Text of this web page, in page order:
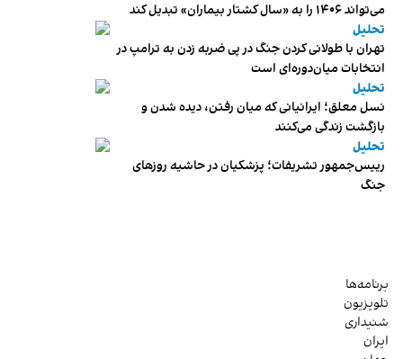
می‌تواند ۱۴۰۶ را به «سال کشتار بیماران» تبدیل کند
تحلیل
تهران با طولانی کردن جنگ در پی ضربه زدن به ترامپ در
انتخابات میان‌دوره‌ای است
تحلیل
نسل معلق؛ ایرانیانی که میان رفتن، دیده شدن و
بازگشت زندگی می‌کنند
تحلیل
رییس‌جمهور تشریفات؛ پزشکیان در حاشیه روزهای
جنگ
برنامه‌ها
تلویزیون
شنیداری
ایران